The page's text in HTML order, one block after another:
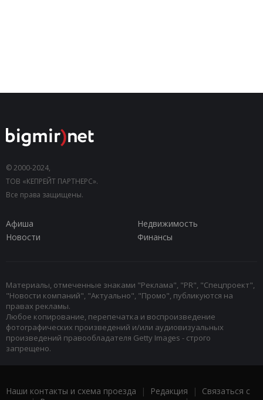
© 2000-2024,
ТОВ «КЕПРЕЙТ ПАРТНЕРС».
Все права защищены.
Афиша
Недвижимость
Новости
Финансы
Материалы, отмеченные знаками "Реклама", "PR", "Спецпроект",
"Новости компаний", "Актуально", "Промо", публикуются на
правах рекламы.
Любое копирование, перепечатка и воспроизведение
фотографических произведений и/или аудиовизуальных
произведений правообладателя Getty Images - строго
запрещено.
Наши контакты и схема проезда | Редакция | Связаться с